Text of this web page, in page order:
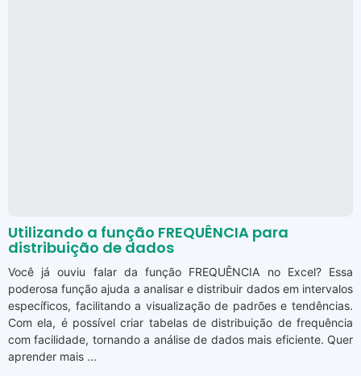
Utilizando a função FREQUÊNCIA para
distribuição de dados
Você já ouviu falar da função FREQUÊNCIA no Excel? Essa
poderosa função ajuda a analisar e distribuir dados em intervalos
específicos, facilitando a visualização de padrões e tendências.
Com ela, é possível criar tabelas de distribuição de frequência
com facilidade, tornando a análise de dados mais eficiente. Quer
aprender mais ...